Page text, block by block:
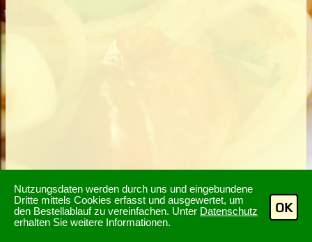
Nutzungsdaten werden durch uns und eingebundene
Dritte mittels Cookies erfasst und ausgewertet, um
den Bestellablauf zu vereinfachen. Unter Datenschutz
erhalten Sie weitere Informationen.
OK